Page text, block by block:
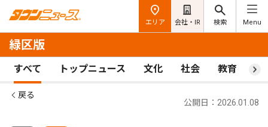
エリア 会社・IR 検索 Menu
緑区版
すべて トップニュース 文化 社会 教育 ス
戻る
公開日：2026.01.08